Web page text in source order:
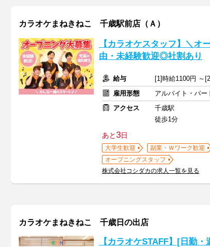
カラオケまねきねこ 千歳駅前店（Ａ）
【カラオケスタッフ】＼オ
由・未経験歓迎◎社割あり
給与
[1]時給1100円 ～
雇用形態
アルバイト・パー
アクセス
千歳駅
徒歩1分
あと3日
大学生歓迎 副業・Ｗワーク歓迎
オープニングスタッフ
株式会社コシダカの求人一覧を見る
カラオケまねきねこ 千歳日の出店
【カラオケSTAFF】[日勤